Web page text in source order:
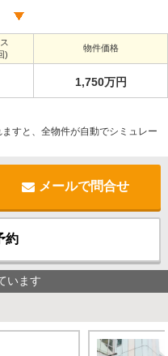
)
物件価格
1,750万円
すと、全物件が自動でシミュレー
メールで問合せ
約
います